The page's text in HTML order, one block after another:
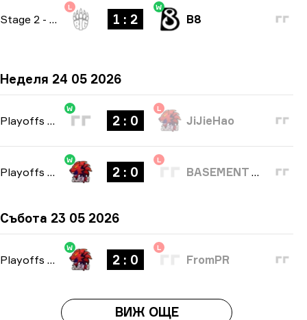
Stage 2 - bo3
L
1 : 2
W
B8
Неделя 24 05 2026
Playoffs bo3
W
2 : 0
L
JiJieHao
Playoffs bo3
W
2 : 0
L
BASEMENT BOYS
Събота 23 05 2026
Playoffs bo3
W
2 : 0
L
FromPR
ВИЖ ОЩЕ